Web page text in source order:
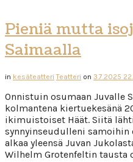
Pieniä mutta
Saimaalla
in kesäteatteri Teatteri on 3.7.2025
Onnistuin osumaan Juvalle
kolmantena kiertuekesänä
ikimuistoiset Häät. Siitä
synnyinseudulleni
alkaa yleensä Juvan
Wilhelm Grotenfeltin tausta